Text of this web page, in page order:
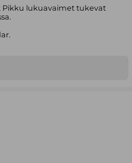
lukuavaimet tukevat